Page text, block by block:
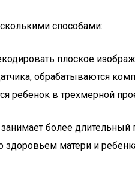
способами:
плоское
обрабатываются
ребенок в трехмерной
занимает более
матери и